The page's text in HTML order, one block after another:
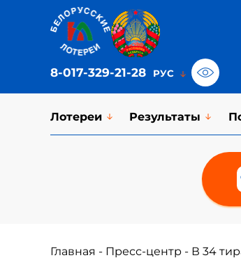
8-017-329-21-28
Лотереи Результаты
Главная - Пресс-центр - В 34